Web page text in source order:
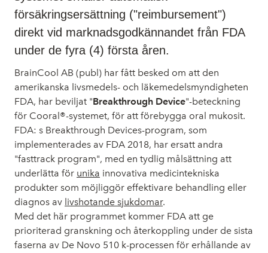
försäkringsersättning ("reimbursement")
direkt vid marknadsgodkännandet från FDA
under de fyra (4) första åren.
BrainCool AB (publ) har fått besked om att den
amerikanska livsmedels- och läkemedelsmyndigheten
FDA, har beviljat "Breakthrough Device"-beteckning
för Cooral®-systemet, för att förebygga oral mukosit.
FDA: s Breakthrough Devices-program, som
implementerades av FDA 2018, har ersatt andra
"fasttrack program", med en tydlig målsättning att
underlätta för unika innovativa medicintekniska
produkter som möjliggör effektivare behandling eller
diagnos av livshotande sjukdomar.
Med det här programmet kommer FDA att ge
prioriterad granskning och återkoppling under de sista
faserna av De Novo 510 k-processen för erhållande av